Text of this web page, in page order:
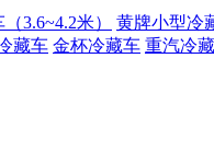
3.6~4.2米） 黄牌小型冷
藏车 金杯冷藏车 重汽冷